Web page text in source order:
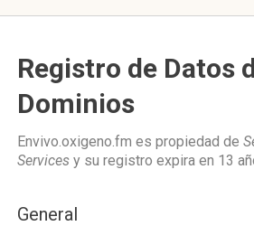
Registro de Datos
Dominios
Envivo.oxigeno.fm es propiedad de
Services y su registro expira en 13
General